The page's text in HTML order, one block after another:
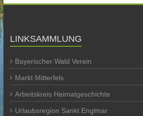
LINKSAMMLUNG
Bayerischer Wald Verein
Markt Mitterfels
Arbeitskreis Heimatgeschichte
Urlaubsregion Sankt Englmar